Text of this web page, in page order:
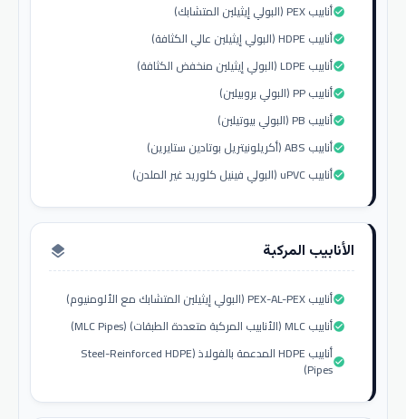
أنابيب PEX (البولي إيثيلين المتشابك)check_circle
أنابيب HDPE (البولي إيثيلين عالي الكثافة)check_circle
أنابيب LDPE (البولي إيثيلين منخفض الكثافة)check_circle
أنابيب PP (البولي بروبيلين)check_circle
أنابيب PB (البولي بيوتيلين)check_circle
أنابيب ABS (أكريلونيتريل بوتادين ستايرين)check_circle
أنابيب uPVC (البولي فينيل كلوريد غير الملدن)check_circle
الأنابيب المركبة layers
أنابيب PEX-AL-PEX (البولي إيثيلين المتشابك مع الألومنيوم)check_circle
أنابيب MLC (الأنابيب المركبة متعددة الطبقات) (MLC Pipes)check_circle
أنابيب HDPE المدعمة بالفولاذ (Steel-Reinforced HDPE
Pipes)check_circle